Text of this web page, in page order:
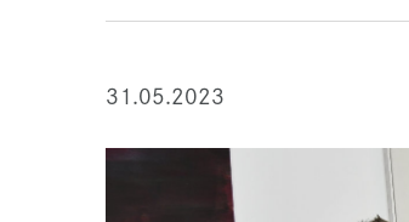
31.05.2023